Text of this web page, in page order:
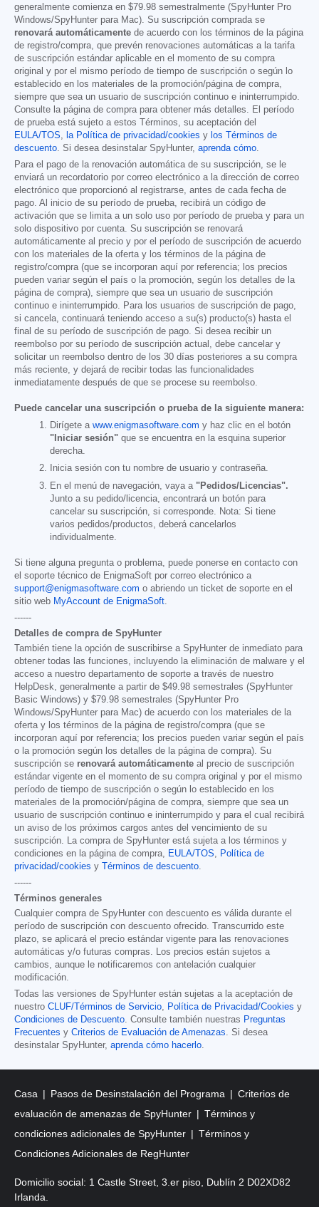
generalmente comienza en $79.98 semestralmente (SpyHunter Pro
Windows/SpyHunter para Mac). Su suscripción comprada se
renovará automáticamente de acuerdo con los términos de la página
de registro/compra, que prevén renovaciones automáticas a la tarifa
de suscripción estándar aplicable en el momento de su compra
original y por el mismo período de tiempo de suscripción o según lo
establecido en los materiales de la promoción/página de compra,
siempre que sea un usuario de suscripción continuo e ininterrumpido.
Consulte la página de compra para obtener más detalles. El período
de prueba está sujeto a estos Términos, su aceptación del
EULA/TOS, la Política de privacidad/cookies y los Términos de
descuento. Si desea desinstalar SpyHunter, aprenda cómo.
Para el pago de la renovación automática de su suscripción, se le
enviará un recordatorio por correo electrónico a la dirección de correo
electrónico que proporcionó al registrarse, antes de cada fecha de
pago. Al inicio de su período de prueba, recibirá un código de
activación que se limita a un solo uso por período de prueba y para un
solo dispositivo por cuenta. Su suscripción se renovará
automáticamente al precio y por el período de suscripción de acuerdo
con los materiales de la oferta y los términos de la página de
registro/compra (que se incorporan aquí por referencia; los precios
pueden variar según el país o la promoción, según los detalles de la
página de compra), siempre que sea un usuario de suscripción
continuo e ininterrumpido. Para los usuarios de suscripción de pago,
si cancela, continuará teniendo acceso a su(s) producto(s) hasta el
final de su período de suscripción de pago. Si desea recibir un
reembolso por su período de suscripción actual, debe cancelar y
solicitar un reembolso dentro de los 30 días posteriores a su compra
más reciente, y dejará de recibir todas las funcionalidades
inmediatamente después de que se procese su reembolso.
Puede cancelar una suscripción o prueba de la siguiente manera:
Dirígete a www.enigmasoftware.com y haz clic en el botón
"Iniciar sesión" que se encuentra en la esquina superior
derecha.
Inicia sesión con tu nombre de usuario y contraseña.
En el menú de navegación, vaya a "Pedidos/Licencias".
Junto a su pedido/licencia, encontrará un botón para
cancelar su suscripción, si corresponde. Nota: Si tiene
varios pedidos/productos, deberá cancelarlos
individualmente.
Si tiene alguna pregunta o problema, puede ponerse en contacto con
el soporte técnico de EnigmaSoft por correo electrónico a
support@enigmasoftware.com o abriendo un ticket de soporte en el
sitio web MyAccount de EnigmaSoft
------
Detalles de compra de SpyHunter
También tiene la opción de suscribirse a SpyHunter de inmediato para
obtener todas las funciones, incluyendo la eliminación de malware y el
acceso a nuestro departamento de soporte a través de nuestro
HelpDesk, generalmente a partir de $49.98 semestrales (SpyHunter
Basic Windows) y $79.98 semestrales (SpyHunter Pro
Windows/SpyHunter para Mac) de acuerdo con los materiales de la
oferta y los términos de la página de registro/compra (que se
incorporan aquí por referencia; los precios pueden variar según el país
o la promoción según los detalles de la página de compra). Su
suscripción se renovará automáticamente al precio de suscripción
estándar vigente en el momento de su compra original y por el mismo
período de tiempo de suscripción o según lo establecido en los
materiales de la promoción/página de compra, siempre que sea un
usuario de suscripción continuo e ininterrumpido y para el cual recibirá
un aviso de los próximos cargos antes del vencimiento de su
suscripción. La compra de SpyHunter está sujeta a los términos y
condiciones en la página de compra,
EULA/TOS
Política de
privacidad/cookies y Términos de descuento
------
Términos generales
Cualquier compra de SpyHunter con descuento es válida durante el
período de suscripción con descuento ofrecido. Transcurrido este
plazo, se aplicará el precio estándar vigente para las renovaciones
automáticas y/o futuras compras. Los precios están sujetos a
cambios, aunque le notificaremos con antelación cualquier
modificación.
Todas las versiones de SpyHunter están sujetas a la aceptación de
nuestro CLUF/Términos de Servicio Política de Privacidad/Cookies y
Condiciones de Descuento . Consulte también nuestras Preguntas
Frecuentes y Criterios de Evaluación de Amenazas . Si desea
desinstalar SpyHunter, aprenda cómo hacerlo
Casa Pasos de Desinstalación del Programa
Criterios de
evaluación de amenazas de SpyHunter
Términos y
condiciones adicionales de SpyHunter
Términos y
Condiciones Adicionales de RegHunter
Domicilio social: 1 Castle Street, 3.er piso, Dublín 2 D02XD82
Irlanda.